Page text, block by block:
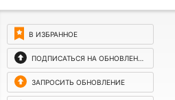
В ИЗБРАННОЕ
ПОДПИСАТЬСЯ НА ОБНОВЛЕНИЯ
ЗАПРОСИТЬ ОБНОВЛЕНИЕ